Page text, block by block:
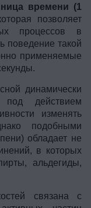
времени (1
позволяет
процессов в
поведение такой
применяемые
динамически
под действием
изменять
подобными
обладает не
в которых
альдегиды,
связана с